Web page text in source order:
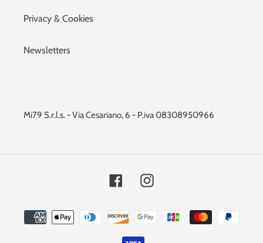
Privacy & Cookies
Newsletters
Mi79 S.r.l.s. - Via Cesariano, 6 - P.iva 08308950966
FacebookInstagram
Payment
methods